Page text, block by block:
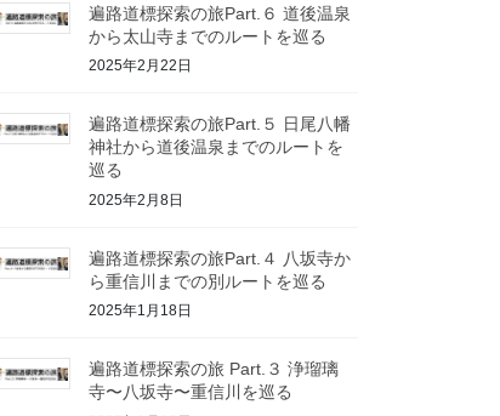
遍路道標探索の旅Part.６ 道後温泉
から太山寺までのルートを巡る
2025年2月22日
遍路道標探索の旅Part.５ 日尾八幡
神社から道後温泉までのルートを
巡る
2025年2月8日
遍路道標探索の旅Part.４ 八坂寺か
ら重信川までの別ルートを巡る
2025年1月18日
遍路道標探索の旅 Part.３ 浄瑠璃
寺〜八坂寺〜重信川を巡る